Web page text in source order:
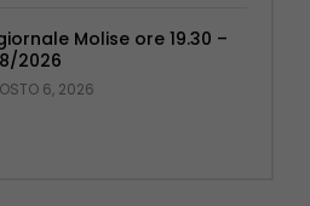
Molise ore 19.30 –
2026
6, 2026